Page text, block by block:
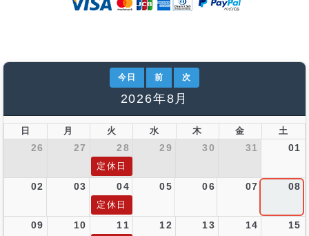
今日 前 次
2026年8月
日 月 火 水 木 金 土
26 27 28 29 30 31 01
定休日
02 03 04 05 06 07 08
定休日
09 10 11 12 13 14 15